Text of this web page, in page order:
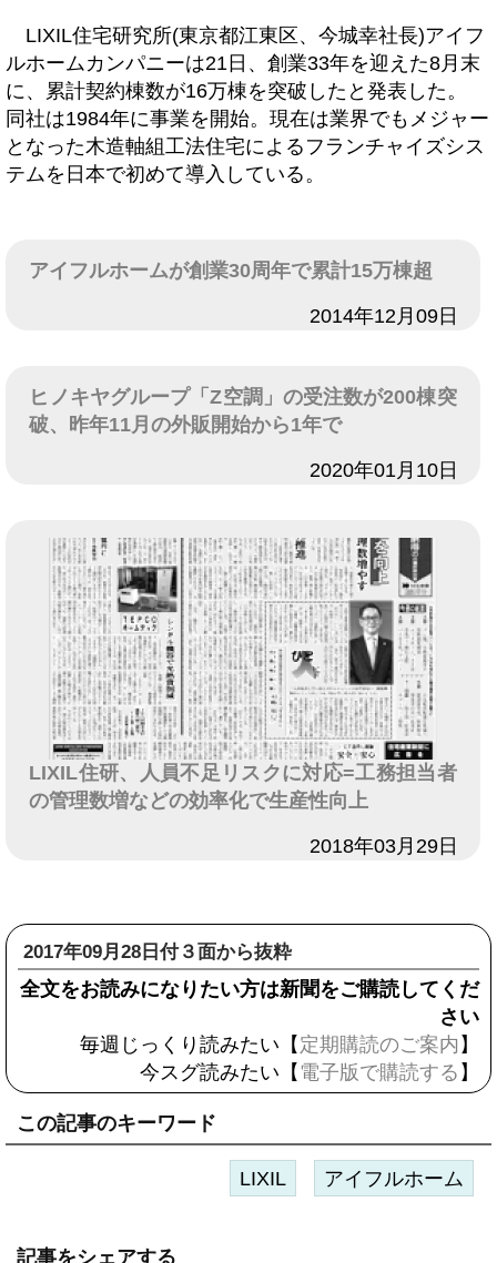
LIXIL住宅研究所(東京都江東区、今城幸社長)アイフ
ルホームカンパニーは21日、創業33年を迎えた8月末
に、累計契約棟数が16万棟を突破したと発表した。
同社は1984年に事業を開始。現在は業界でもメジャー
となった木造軸組工法住宅によるフランチャイズシス
テムを日本で初めて導入している。
アイフルホームが創業30周年で累計15万棟超
2014年12月09日
ヒノキヤグループ「Z空調」の受注数が200棟突
破、昨年11月の外販開始から1年で
2020年01月10日
LIXIL住研、人員不足リスクに対応=工務担当者
の管理数増などの効率化で生産性向上
2018年03月29日
2017年09月28日付３面から抜粋
全文をお読みになりたい方は新聞をご購読してくだ
さい
毎週じっくり読みたい【 定期購読のご案内 】
今スグ読みたい【 電子版で購読する 】
この記事のキーワード
LIXIL アイフルホーム
記事をシェアする